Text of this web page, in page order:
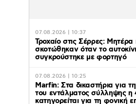
07.08.2026 | 10:37
Τροχαίο στις Σέρρες: Μητέρα
σκοτώθηκαν όταν το
συγκρούστηκε με φορτηγό
07.08.2026 | 10:25
Marfin: Στα δικαστήρια για
του εντάλματος σύλληψης η
κατηγορείται για τη φονική